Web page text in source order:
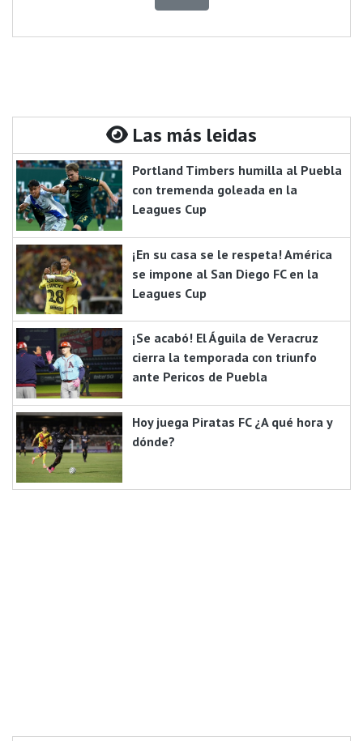
Las más leidas
Portland Timbers humilla al Puebla
con tremenda goleada en la
Leagues Cup
¡En su casa se le respeta! América
se impone al San Diego FC en la
Leagues Cup
¡Se acabó! El Águila de Veracruz
cierra la temporada con triunfo
ante Pericos de Puebla
Hoy juega Piratas FC ¿A qué hora y
dónde?